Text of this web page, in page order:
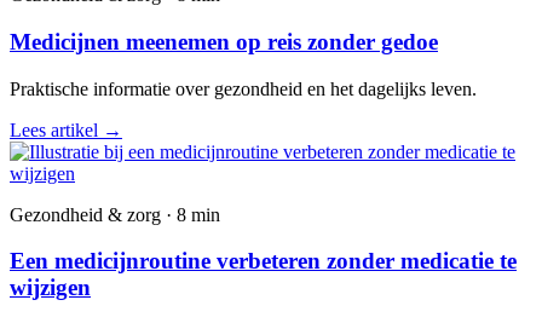
Medicijnen meenemen op reis zonder gedoe
Praktische informatie over gezondheid en het dagelijks leven.
Lees artikel →
Gezondheid & zorg · 8 min
Een medicijnroutine verbeteren zonder medicatie te
wijzigen